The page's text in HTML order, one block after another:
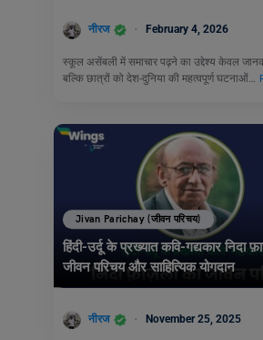
नीरज February 4, 2026
स्कूल असेंबली में समाचार पढ़ने का उद्देश्य केवल
बल्कि छात्रों को देश-दुनिया की महत्वपूर्ण घटनाओं…
Jivan Parichay (जीवन परिचय)
हिंदी-उर्दू के प्रख्यात कवि-गद्यकार निदा
जीवन परिचय और साहित्यिक योगदान
नीरज November 25, 2025